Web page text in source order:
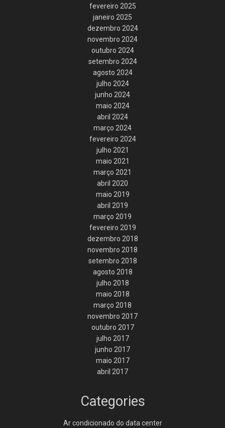
fevereiro 2025
janeiro 2025
dezembro 2024
novembro 2024
outubro 2024
setembro 2024
agosto 2024
julho 2024
junho 2024
maio 2024
abril 2024
março 2024
fevereiro 2024
julho 2021
maio 2021
março 2021
abril 2020
maio 2019
abril 2019
março 2019
fevereiro 2019
dezembro 2018
novembro 2018
setembro 2018
agosto 2018
julho 2018
maio 2018
março 2018
novembro 2017
outubro 2017
julho 2017
junho 2017
maio 2017
abril 2017
Categories
Ar condicionado do data center